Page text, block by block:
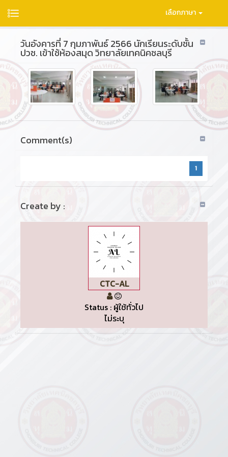
เลือกภาษา
วันอังคารที่ 7 กุมภาพันธ์ 2566 นักเรียนระดับชั้น
ปวช. เข้าใช้ห้องสมุด วิทยาลัยเทคนิคชลบุรี
Comment(s)
1
Create by :
CTC-AL
Status : ผู้ใช้ทั่วไป
ไม่ระบุ